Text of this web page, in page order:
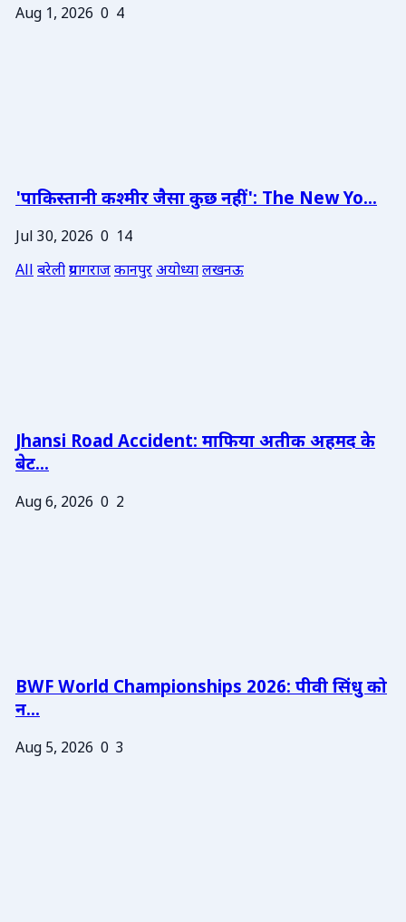
Aug 1, 2026 0 4
'पाकिस्तानी कश्मीर जैसा कुछ नहीं': The New Yo...
Jul 30, 2026 0 14
Allबरेलीप्रयागराजकानपुरअयोध्यालखनऊ
Jhansi Road Accident: माफिया अतीक अहमद के
बेट...
Aug 6, 2026 0 2
BWF World Championships 2026: पीवी सिंधु को
न...
Aug 5, 2026 0 3